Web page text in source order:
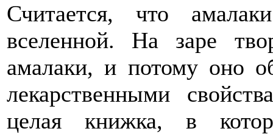
Считается, что
вселенной. На заре
амалаки, и потому оно
лекарственными
целая книжка, в